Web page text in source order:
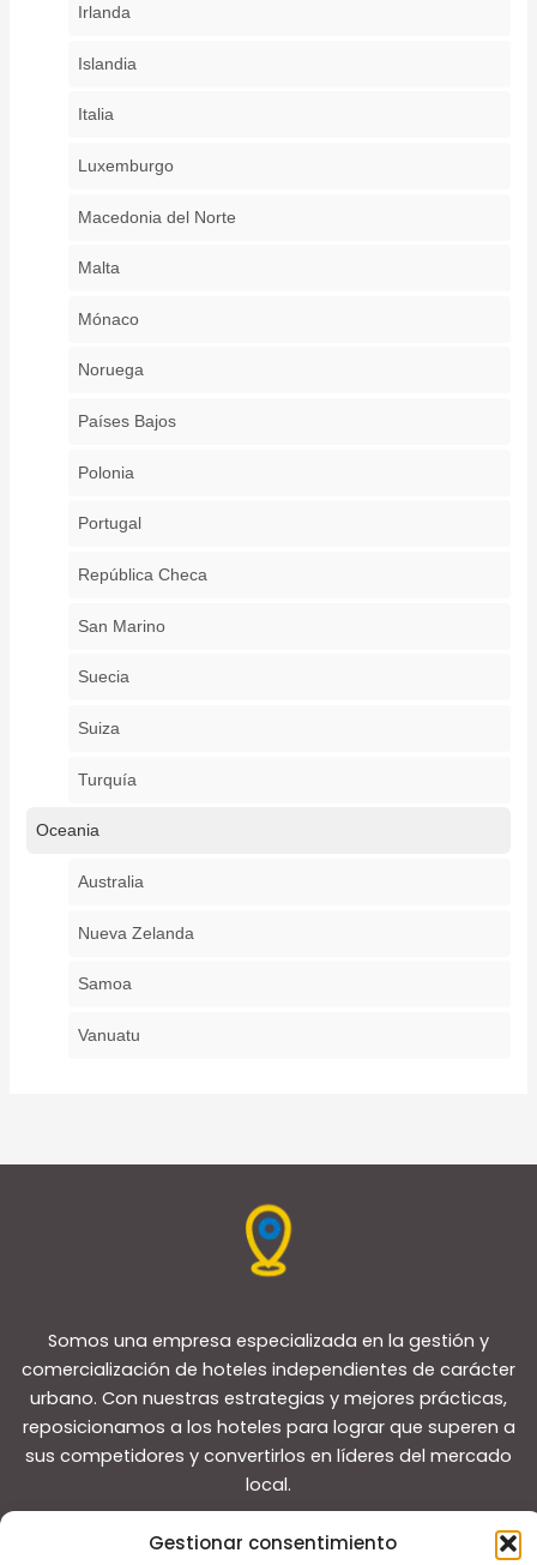
Gestionar consentimiento
Irlanda
Islandia
Italia
Luxemburgo
Macedonia del Norte
Malta
Mónaco
Noruega
Países Bajos
Polonia
Portugal
República Checa
San Marino
Suecia
Suiza
Turquía
Oceania
Australia
Nueva Zelanda
Samoa
Vanuatu
Somos una empresa especializada en la gestión y
comercialización de hoteles independientes de carácter
urbano. Con nuestras estrategias y mejores prácticas,
reposicionamos a los hoteles para lograr que superen a
sus competidores y convertirlos en líderes del mercado
local.